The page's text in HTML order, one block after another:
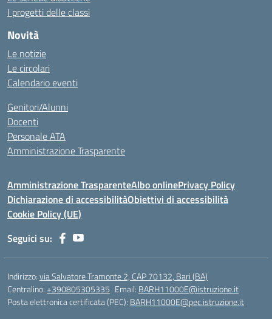
I progetti delle classi
Novità
Le notizie
Le circolari
Calendario eventi
Genitori/Alunni
Docenti
Personale ATA
Amministrazione Trasparente
Amministrazione TrasparenteAlbo onlinePrivacy Policy
Dichiarazione di accessibilitàObiettivi di accessibilità
Cookie Policy (UE)
Seguici su:
Indirizzo:via Salvatore Tramonte 2, CAP 70132, Bari (BA)
Centralino:+390805305335 Email: BARH11000E@istruzione.it
Posta elettronica certificata (PEC): BARH11000E@pec.istruzione.it